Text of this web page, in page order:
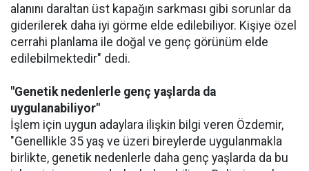
alanını daraltan üst kapağın sarkması gibi sorunlar da
giderilerek daha iyi görme elde edilebiliyor. Kişiye özel
cerrahi planlama ile doğal ve genç görünüm elde
edilebilmektedir" dedi.
"Genetik nedenlerle genç yaşlarda da
uygulanabiliyor"
İşlem için uygun adaylara ilişkin bilgi veren Özdemir,
"Genellikle 35 yaş ve üzeri bireylerde uygulanmakla
birlikte, genetik nedenlerle daha genç yaşlarda da bu